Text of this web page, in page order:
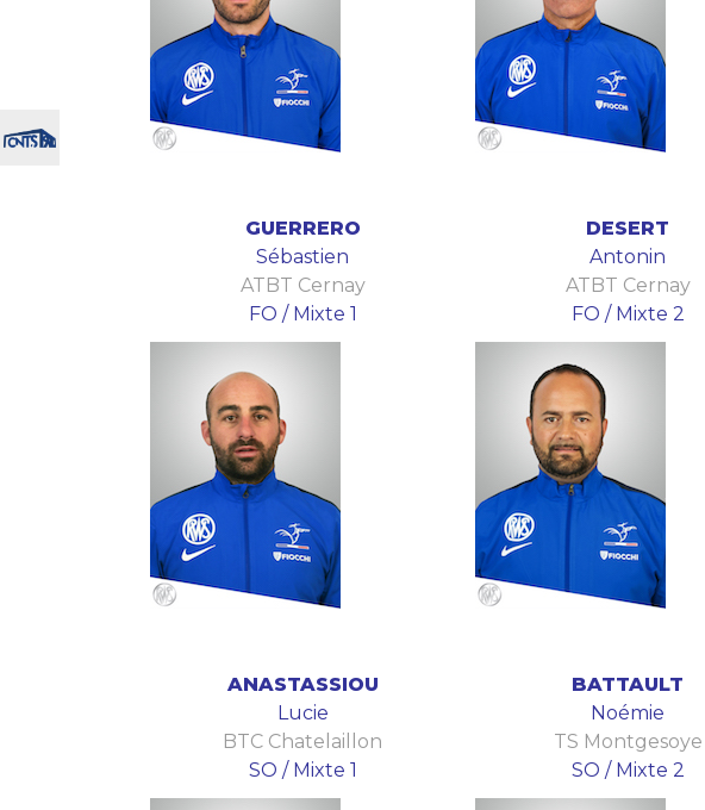
GUERRERO
Sébastien
ATBT Cernay
FO / Mixte 1
DESERT
Antonin
ATBT Cernay
FO / Mixte 2
ANASTASSIOU
Lucie
BTC Chatelaillon
SO / Mixte 1
BATTAULT
Noémie
TS Montgesoye
SO / Mixte 2